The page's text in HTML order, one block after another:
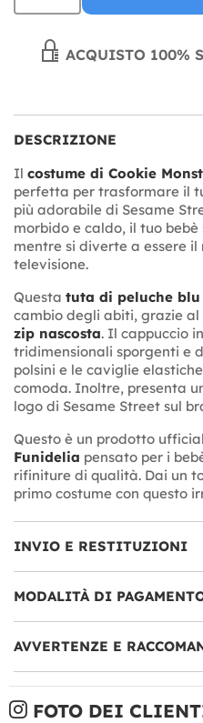
ACQUISTO 100%
DESCRIZIONE
Il costume di Cookie
perfetta per trasformare il
più adorabile di Sesame
morbido e caldo, il tuo
mentre si diverte a essere
televisione.
Questa tuta di peluche blu
cambio degli abiti, grazie al
zip nascosta. Il cappuccio
tridimensionali sporgenti e
polsini e le caviglie
comoda. Inoltre, presenta
logo di Sesame Street sul
Questo è un prodotto
Funidelia pensato per i
rifiniture di qualità. Dai un
primo costume con questo
INVIO E RESTITUZIONI
MODALITÀ DI
AVVERTENZE E
FOTO DEI